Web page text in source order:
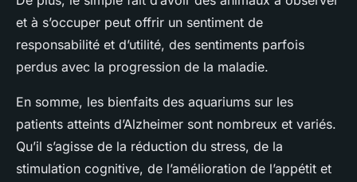
et à s’occuper peut offrir un sentiment de
responsabilité et d’utilité, des sentiments parfois
perdus avec la progression de la maladie.
En somme, les bienfaits des aquariums sur les
patients atteints d’Alzheimer sont nombreux et variés.
Qu’il s’agisse de la réduction du stress, de la
stimulation cognitive, de l’amélioration de l’appétit et